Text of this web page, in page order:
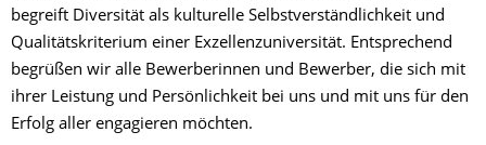
begreift Diversität als kulturelle Selbstverständlichkeit und
Qualitätskriterium einer Exzellenzuniversität. Entsprechend
begrüßen wir alle Bewerberinnen und Bewerber, die sich mit
ihrer Leistung und Persönlichkeit bei uns und mit uns für den
Erfolg aller engagieren möchten.